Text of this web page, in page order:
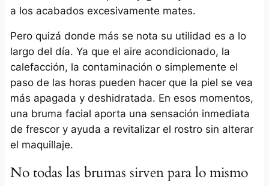
a los acabados excesivamente mates.
Pero quizá donde más se nota su utilidad es a lo
largo del día. Ya que el aire acondicionado, la
calefacción, la contaminación o simplemente el
paso de las horas pueden hacer que la piel se vea
más apagada y deshidratada. En esos momentos,
una bruma facial aporta una sensación inmediata
de frescor y ayuda a revitalizar el rostro sin alterar
el maquillaje.
No todas las brumas sirven para lo mismo